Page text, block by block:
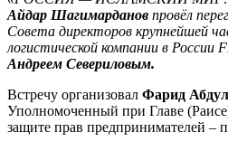
Айдар Шагимарданов провёл
Совета директоров крупнейшей
логистической компании в
Андреем Севериловым.
Встречу организовал Фарид
Уполномоченный при Главе
защите прав предпринимателей –